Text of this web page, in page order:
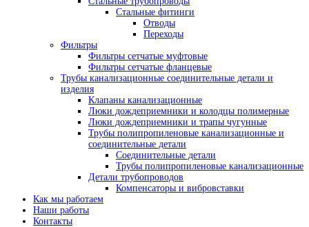
Стальные фитинги
Отводы
Переходы
Фильтры
Фильтры сетчатые муфтовые
Фильтры сетчатые фланцевые
Трубы канализационные соединительные детали и
изделия
Клапаны канализационные
Люки дождеприемники и колодцы полимерные
Люки дождеприемники и трапы чугунные
Трубы полипропиленовые канализационные и
соединительные детали
Соединительные детали
Трубы полипропиленовые канализационные
Детали трубопроводов
Компенсаторы и вибровставки
Как мы работаем
Наши работы
Контакты